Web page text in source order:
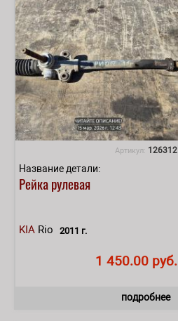
Артикул: 126312
Название детали:
Рейка рулевая
KIA Rio 2011 г.
1 450.00 руб.
подробнее